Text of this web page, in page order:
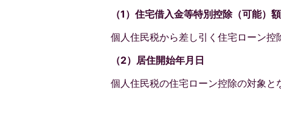
（1）住宅借入金等特別控除（可能）額
個人住民税から差し引く住宅ローン控
（2）居住開始年月日
個人住民税の住宅ローン控除の対象と